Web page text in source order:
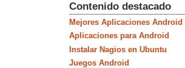
Contenido destacado
Mejores Aplicaciones Android
Aplicaciones para Android
Instalar Nagios en Ubuntu
Juegos Android